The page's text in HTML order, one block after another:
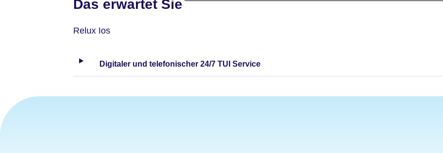
Das erwartet Sie
Relux Ios
Digitaler und telefonischer 24/7 TUI Service